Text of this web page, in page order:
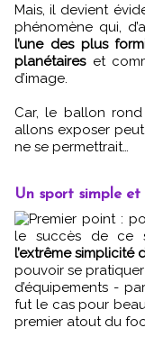
Mais, il devient
phénomène qui,
l’une des plus
planétaireset
d’image.
Car, le ballon
allons exposer
ne se permettrait…
Un sport simple et
Premier point :
le succès de ce
l’extrême simplicité
pouvoir se
d’équipements -
fut le cas pour
premier atout du